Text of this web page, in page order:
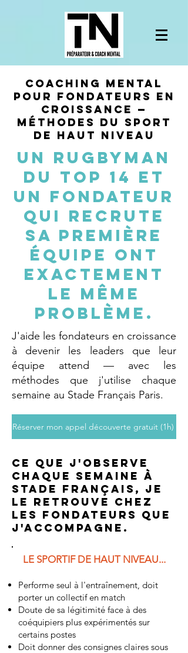
Coaching mental
pour fondateurs en
croissance —
méthodes du sport
de haut niveau
Un rugbyman
du Top 14 et
un fondateur
qui recrute
sa première
équipe ont
exactement
le même
problème.
J'aide les fondateurs en croissance
à devenir les leaders que leur
équipe attend — avec les
méthodes que j'utilise chaque
semaine au Stade Français Paris.
Réserver mon appel découverte gratuit (1h)
Ce que j'observe
chaque semaine à
Stade Français, je
le retrouve chez
les fondateurs que
j'accompagne.
LE SPORTIF DE HAUT NIVEAU...
Performe seul à l'entraînement, doit
porter un collectif en match
Doute de sa légitimité face à des
coéquipiers plus expérimentés sur
certains postes
Doit donner des consignes claires sous